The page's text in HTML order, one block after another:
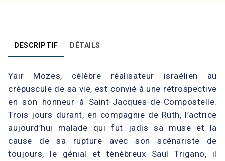
DESCRIPTIF DÉTAILS
Yaïr Mozes, célèbre réalisateur israélien au
crépuscule de sa vie, est convié à une rétrospective
en son honneur à Saint-Jacques-de-Compostelle.
Trois jours durant, en compagnie de Ruth, l’actrice
aujourd’hui malade qui fut jadis sa muse et la
cause de sa rupture avec son scénariste de
toujours, le génial et ténébreux Saül Trigano, il